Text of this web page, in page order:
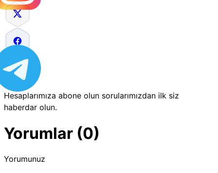
Hesaplarımıza abone olun sorularımızdan ilk siz
haberdar olun.
Yorumlar (0)
Yorumunuz